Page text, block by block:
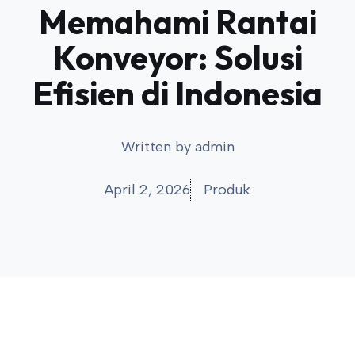
Memahami Rantai
Konveyor: Solusi
Efisien di Indonesia
Written by admin
April 2, 2026 Produk